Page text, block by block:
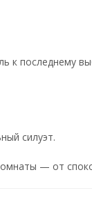
к последнему
силуэт.
— от